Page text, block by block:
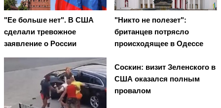
"Ее больше нет". В США
сделали тревожное
заявление о России
"Никто не полезет":
британцев потрясло
происходящее в Одессе
Соскин: визит Зеленского в
США оказался полным
провалом